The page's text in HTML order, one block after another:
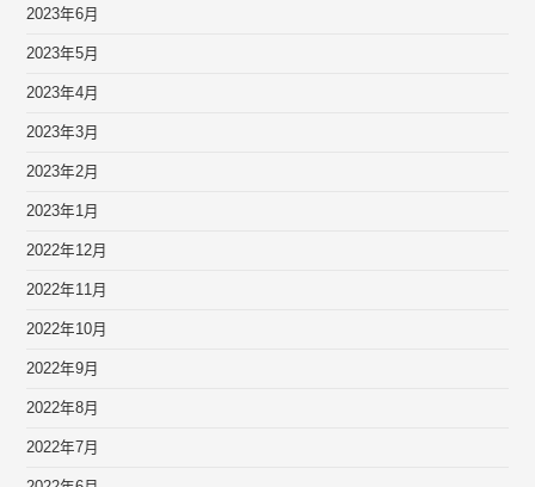
2023年6月
2023年5月
2023年4月
2023年3月
2023年2月
2023年1月
2022年12月
2022年11月
2022年10月
2022年9月
2022年8月
2022年7月